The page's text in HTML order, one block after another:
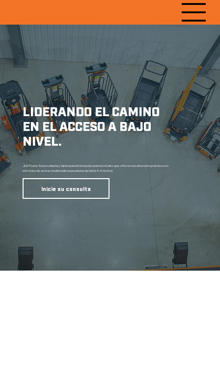
LIDERANDO EL CAMINO
EN EL ACCESO A BAJO
NIVEL.
JLG Power Towers diseña y fabrica plataformas elevadoras móviles que ofrecen una alternativa práctica a los
métodos de acceso tradicionales para alturas de hasta 5,5 metros.
Inicie su consulta